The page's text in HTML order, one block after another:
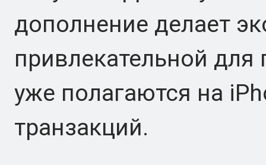
дополнение делает
привлекательной для
уже полагаются на
транзакций.